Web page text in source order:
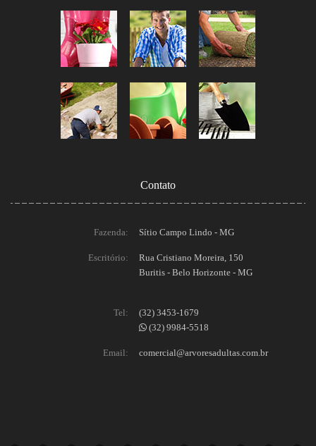
Contato
Fazenda: Sítio Campo Lindo - MG
Escritório:
Rua Cristiano Moreira, 150
Buritis - Belo Horizonte - MG
Tel:
(32) 3453-1679
(32) 9984-5518
Email: comercial@arvoresadultas.com.br